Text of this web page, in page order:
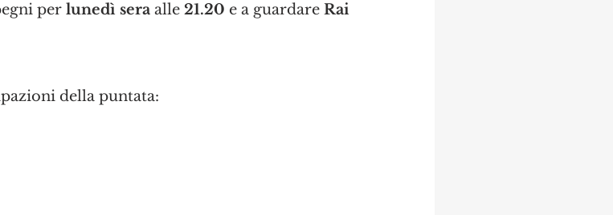
per lunedì sera alle 21.20 e a guardare Rai
della puntata: